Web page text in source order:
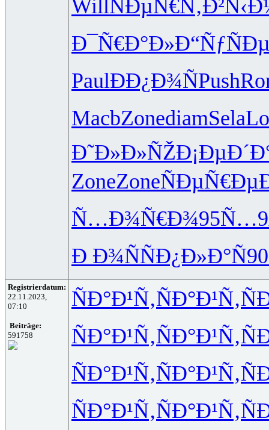
WillÑÐµÑ€Ñ‚
Ð¯Ñ€Ð°Ð»
PaulÐÐ¿Ð¾ÑPush
MacbZonediamSela
Ð˜Ð»Ð»ÑŽ
ZoneZoneÑÐµÑ€Ðµ
Ñ…Ð¾Ñ€Ð¾95Ñ…9
Ð Ð¾ÑÑÐ¿Ð»Ð°Ñ
Registrierdatum:
22.11.2023,
07:10
Beiträge:
591758
ÑÐ°Ð¹Ñ‚ÑÐ°Ð¹Ñ‚
ÑÐ°Ð¹Ñ‚ÑÐ°Ð¹Ñ‚
ÑÐ°Ð¹Ñ‚ÑÐ°Ð¹Ñ‚
ÑÐ°Ð¹Ñ‚ÑÐ°Ð¹Ñ‚